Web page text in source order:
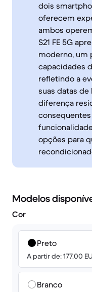
dois
oferecem
ambos
S21 FE 5G
moderno, um
capacidades
refletindo a
suas datas
diferença
opções para
Modelos
Cor
Preto
A partir de: 177.00
Branco